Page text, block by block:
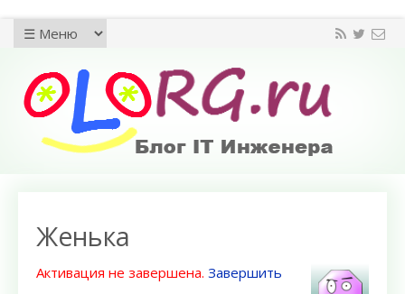
Женька
Активация не завершена. Завершить